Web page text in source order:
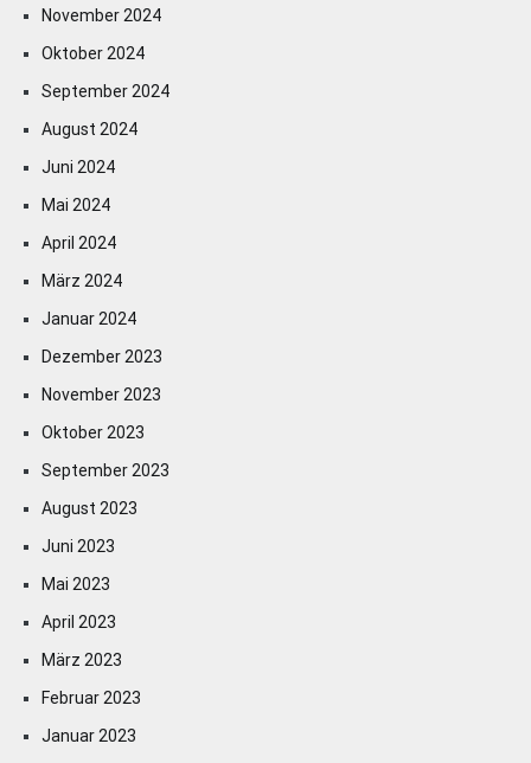
November 2024
Oktober 2024
September 2024
August 2024
Juni 2024
Mai 2024
April 2024
März 2024
Januar 2024
Dezember 2023
November 2023
Oktober 2023
September 2023
August 2023
Juni 2023
Mai 2023
April 2023
März 2023
Februar 2023
Januar 2023